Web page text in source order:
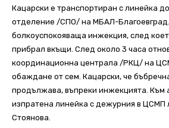
Кацарски е транспортиран с линейка
отделение /СПО/ на МБАЛ-Благоевград.
болкоуспокояваща инжекция, след
прибрал вкъщи. След около 3 часа
координационна централа /РКЦ/ на
обаждане от сем. Кацарски, че
продължава, въпреки инжекцията. Към
изпратена линейка с дежурния в ЦСМП
Стоянова.